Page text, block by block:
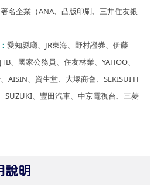
名企業（ANA、凸版印刷、三井住友銀
愛知縣廳、JR東海、野村證券、伊藤
、國家公務員、住友林業、YAHOO、
AISIN、資生堂、大塚商會、SEKISUI H
SUZUKI、豐田汽車、中京電視台、三菱
說明